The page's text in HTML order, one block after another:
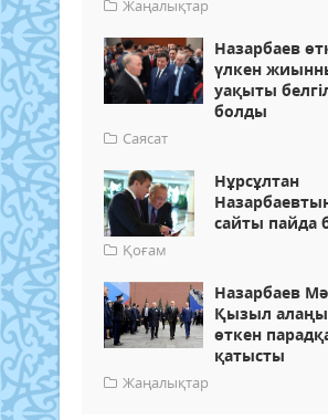
Жаңалықтар
Назарбаев
үлкен
уақыты
болды
Саясат
Нұрсұлтан
сайты пайда
Қоғам
Назарбаев
Қызыл
өткен
қатысты
Жаңалықтар